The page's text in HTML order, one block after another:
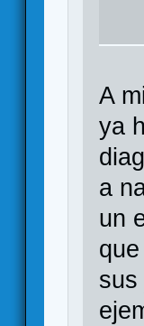
A
ya
a
un
sus